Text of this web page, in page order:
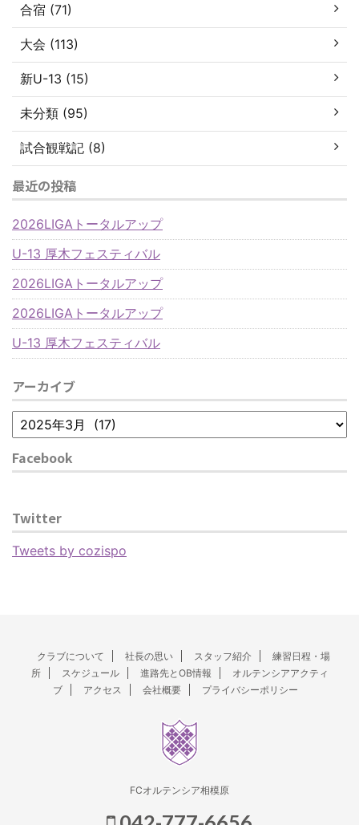
合宿 (71)
大会 (113)
新U-13 (15)
未分類 (95)
試合観戦記 (8)
最近の投稿
2026LIGAトータルアップ
U-13 厚木フェスティバル
2026LIGAトータルアップ
2026LIGAトータルアップ
U-13 厚木フェスティバル
アーカイブ
Facebook
Twitter
Tweets by cozispo
クラブについて 社長の思い スタッフ紹介
練習日程・場
所
スケジュール 進路先とOB情報
オルテンシアアクティ
ブ
アクセス 会社概要 プライバシーポリシー
FCオルテンシア相模原